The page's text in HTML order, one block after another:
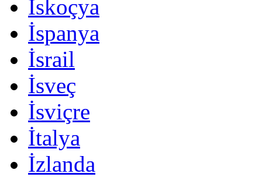
İskoçya
İspanya
İsrail
İsveç
İsviçre
İtalya
İzlanda